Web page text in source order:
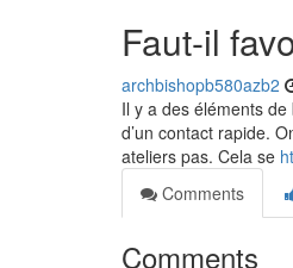
Faut-il
archbishopb580azb2
Il y a des éléments
d’un contact rapide.
ateliers pas. Cela se
Comments
Comments